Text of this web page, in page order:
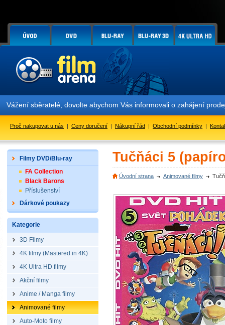
Vážení sběratelé, dovolte abychom Vás informovali o zahájení
Proč nakupovat u nás | Ceny doručení | Nákupní řád | Obchodní podmínky |
Filmy DVD/Blu-ray
FA Collection
Black Barons
Příslušenství
Dárkové poukazy
Kategorie
3D Filmy
4K filmy (Mastered in 4K)
4K Ultra HD filmy
Akční filmy
Anime / Manga filmy
Animované filmy
Auto-Moto filmy
Tučňáci 5
Úvodní strana Animované filmy